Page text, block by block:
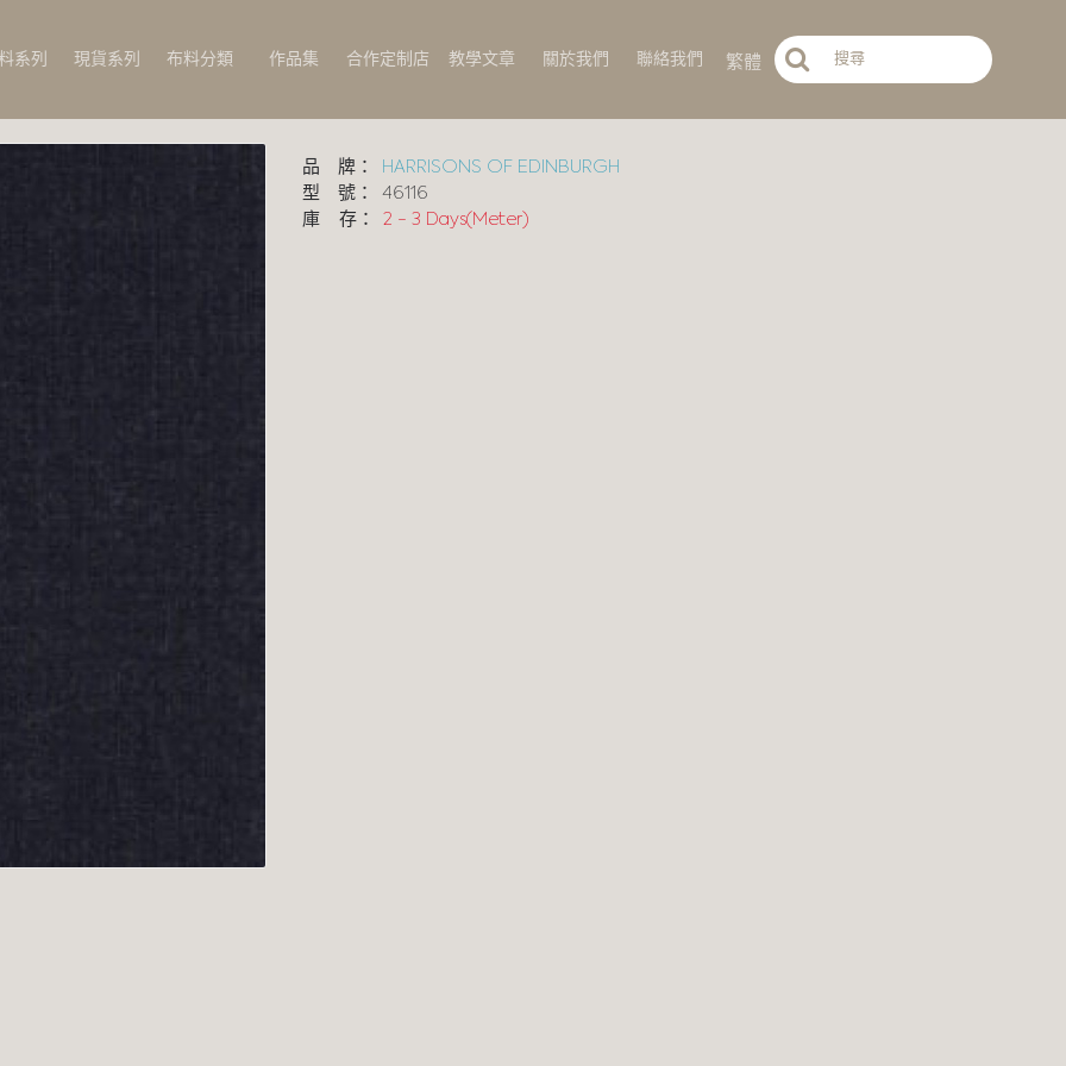
繁體
系列 現貨系列 布料分類 作品集 合作定制店 教學文章 關於我們 聯絡我們
品 牌：
HARRISONS OF EDINBURGH
型 號：
46116
庫 存：
2 - 3 Days(Meter)